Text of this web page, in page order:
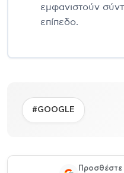
εμφανιστούν
επίπεδο.
#GOOGLE